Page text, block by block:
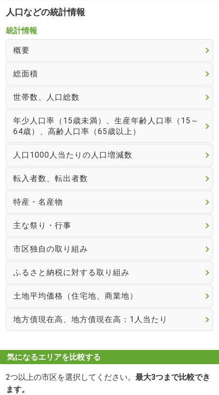
人口などの統計情報
統計情報
概要
総面積
世帯数、人口総数
年少人口率（15歳未満）、生産年齢人口率（15～
64歳）、高齢人口率（65歳以上）
人口1000人当たりの人口増減数
転入者数、転出者数
特産・名産物
主な祭り・行事
市区独自の取り組み
ふるさと納税に対する取り組み
土地平均価格（住宅地、商業地）
地方債現在高、地方債現在高：1人当たり
気になるエリアを比較する
2つ以上の市区を選択してください。 最大3つまで比較でき
ます。